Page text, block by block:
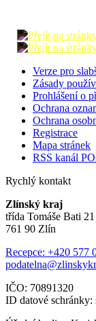
Verze pro
Zásady
Prohlášení o
Ochrana
Ochrana
Registrace
Mapa stránek
RSS kanál
Rychlý kontakt
Zlínský kraj
třída Tomáše Bati 21
761 90 Zlín
Recepce: +420 577
IČO: 70891320
ID datové schránky: